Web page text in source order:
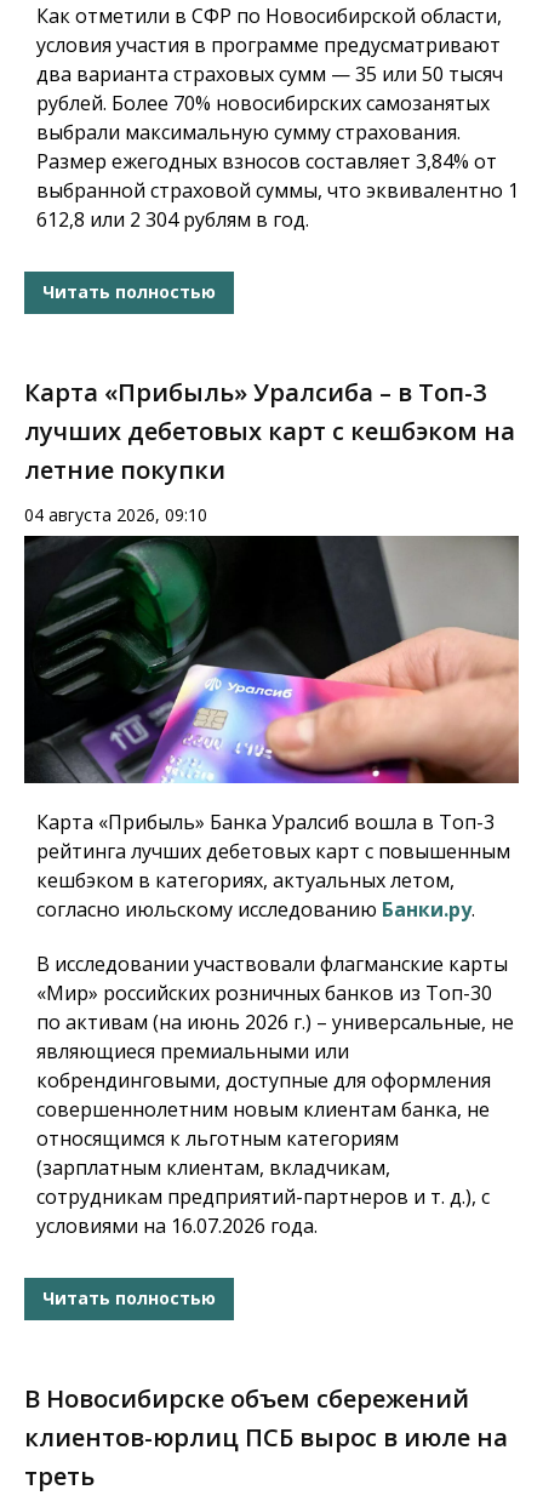
Как отметили в СФР по Новосибирской области,
условия участия в программе предусматривают
два варианта страховых сумм — 35 или 50 тысяч
рублей. Более 70% новосибирских самозанятых
выбрали максимальную сумму страхования.
Размер ежегодных взносов составляет 3,84% от
выбранной страховой суммы, что эквивалентно 1
612,8 или 2 304 рублям в год.
Читать полностью
Карта «Прибыль» Уралсиба – в Топ-3
лучших дебетовых карт с кешбэком на
летние покупки
04 августа 2026, 09:10
Карта «Прибыль» Банка Уралсиб вошла в Топ-3
рейтинга лучших дебетовых карт с повышенным
кешбэком в категориях, актуальных летом,
согласно июльскому исследованию Банки.ру.
В исследовании участвовали флагманские карты
«Мир» российских розничных банков из Топ-30
по активам (на июнь 2026 г.) – универсальные, не
являющиеся премиальными или
кобрендинговыми, доступные для оформления
совершеннолетним новым клиентам банка, не
относящимся к льготным категориям
(зарплатным клиентам, вкладчикам,
сотрудникам предприятий-партнеров и т. д.), с
условиями на 16.07.2026 года.
Читать полностью
В Новосибирске объем сбережений
клиентов-юрлиц ПСБ вырос в июле на
треть